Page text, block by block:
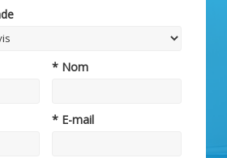
* Nom
* E-mail